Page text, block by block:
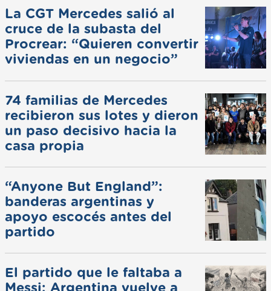
La CGT Mercedes salió al
cruce de la subasta del
Procrear: “Quieren convertir
viviendas en un negocio”
74 familias de Mercedes
recibieron sus lotes y dieron
un paso decisivo hacia la
casa propia
“Anyone But England”:
banderas argentinas y
apoyo escocés antes del
partido
El partido que le faltaba a
Messi: Argentina vuelve a